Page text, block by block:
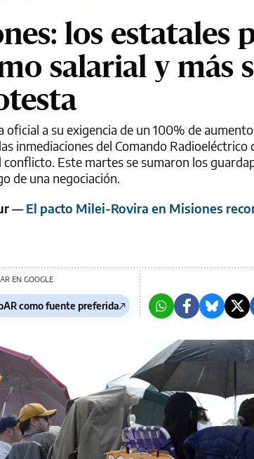
los estatales
salarial y más
oficial a su exigencia de un 100% de
inmediaciones del Comando
Este martes se sumaron los
de una negociación.
— El pacto Milei-Rovira en Misiones
EN GOOGLE
como fuente preferida